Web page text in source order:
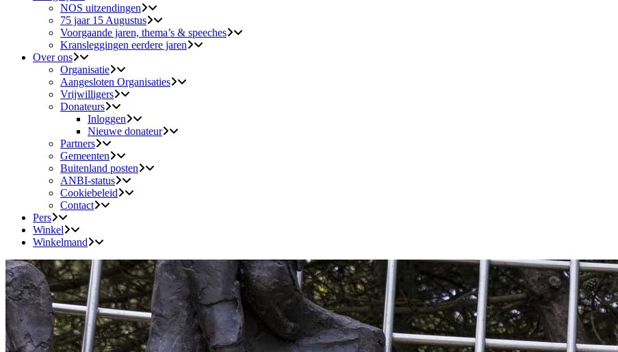
NOS uitzendingen
75 jaar 15 Augustus
Voorgaande jaren, thema’s & speeches
Kransleggingen eerdere jaren
Over ons
Organisatie
Aangesloten Organisaties
Vrijwilligers
Donateurs
Inloggen
Nieuwe donateur
Partners
Gemeenten
Buitenland posten
ANBI-status
Cookiebeleid
Contact
Pers
Winkel
Winkelmand